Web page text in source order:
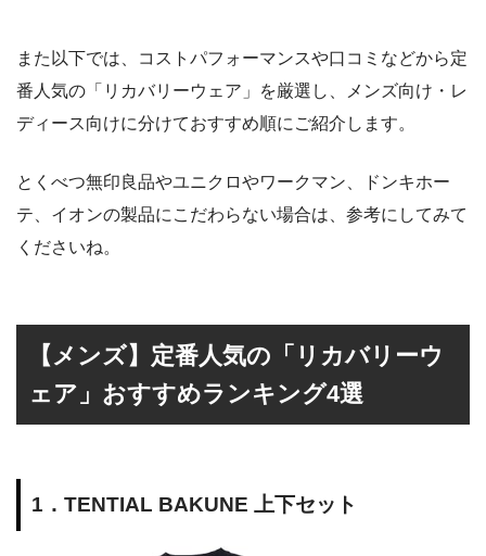
また以下では、コストパフォーマンスや口コミなどから定
番人気の「リカバリーウェア」を厳選し、メンズ向け・レ
ディース向けに分けておすすめ順にご紹介します。
とくべつ無印良品やユニクロやワークマン、ドンキホー
テ、イオンの製品にこだわらない場合は、参考にしてみて
くださいね。
【メンズ】定番人気の「リカバリーウ
ェア」おすすめランキング4選
1．TENTIAL BAKUNE 上下セット